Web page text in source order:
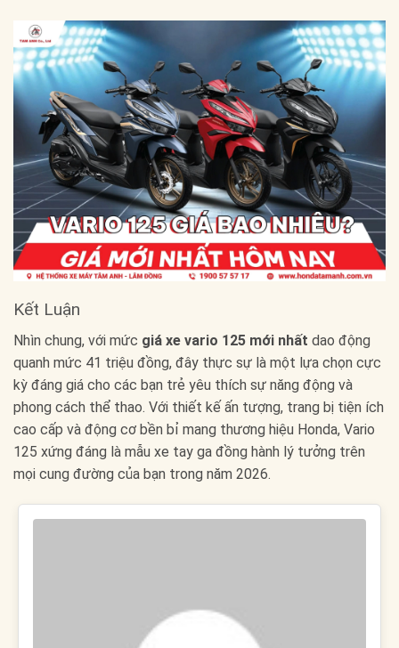
Kết Luận
Nhìn chung, với mức giá xe vario 125 mới nhất dao động
quanh mức 41 triệu đồng, đây thực sự là một lựa chọn cực
kỳ đáng giá cho các bạn trẻ yêu thích sự năng động và
phong cách thể thao. Với thiết kế ấn tượng, trang bị tiện ích
cao cấp và động cơ bền bỉ mang thương hiệu Honda, Vario
125 xứng đáng là mẫu xe tay ga đồng hành lý tưởng trên
mọi cung đường của bạn trong năm 2026.